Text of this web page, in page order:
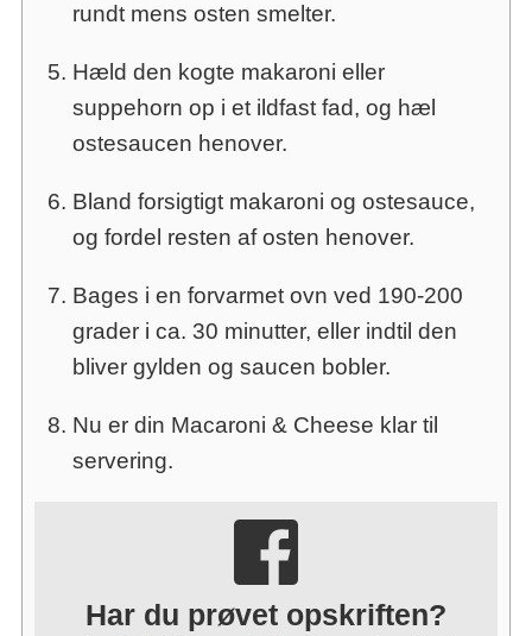
rundt mens osten smelter.
Hæld den kogte makaroni eller
suppehorn op i et ildfast fad, og hæl
ostesaucen henover.
Bland forsigtigt makaroni og ostesauce,
og fordel resten af osten henover.
Bages i en forvarmet ovn ved 190-200
grader i ca. 30 minutter, eller indtil den
bliver gylden og saucen bobler.
Nu er din Macaroni & Cheese klar til
servering.
Har du prøvet opskriften?